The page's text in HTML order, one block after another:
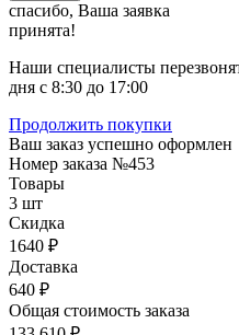
спасибо, Ваша заявка
принята!
Наши специалисты
дня с 8:30 до 17:00
Продолжить покупки
Ваш заказ успешно оформлен
Номер заказа №453
Товары
3 шт
Скидка
1640 ₽
Доставка
640 ₽
Общая стоимость заказа